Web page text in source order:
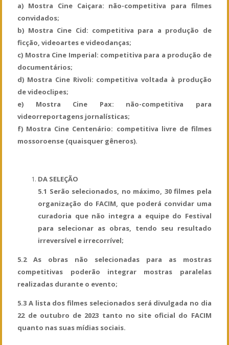
a) Mostra Cine Caiçara: não-competitiva para filmes
convidados;
b) Mostra Cine Cid: competitiva para a produção de
ficção, videoartes e videodanças;
c) Mostra Cine Imperial: competitiva para a produção de
documentários;
d) Mostra Cine Rivoli: competitiva voltada à produção
de videoclipes;
e) Mostra Cine Pax: não-competitiva para
videorreportagens jornalísticas;
f) Mostra Cine Centenário: competitiva livre de filmes
mossoroense (quaisquer gêneros).
DA SELEÇÃO
5.1 Serão selecionados, no máximo, 30 filmes pela
organização do FACIM, que poderá convidar uma
curadoria que não integra a equipe do Festival
para selecionar as obras, tendo seu resultado
irreversível e irrecorrível;
5.2 As obras não selecionadas para as mostras
competitivas poderão integrar mostras paralelas
realizadas durante o evento;
5.3 A lista dos filmes selecionados será divulgada no dia
22 de outubro de 2023 tanto no site oficial do FACIM
quanto nas suas mídias sociais.